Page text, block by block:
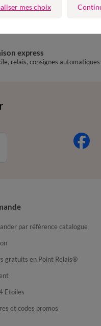
express
relais, consignes automatiques
par référence catalogue
gratuits en Point Relais®
Etoiles
et codes promos
mes choix